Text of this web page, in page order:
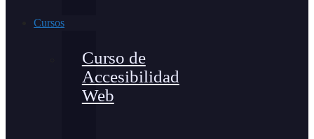
Cursos
Curso de
Accesibilidad
Web